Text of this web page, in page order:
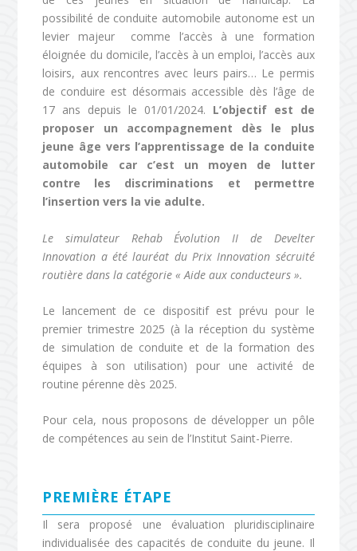
possibilité de conduite automobile autonome est un
levier majeur comme l’accès à une formation
éloignée du domicile, l’accès à un emploi, l’accès aux
loisirs, aux rencontres avec leurs pairs… Le permis
de conduire est désormais accessible dès l’âge de
17 ans depuis le 01/01/2024. L’objectif est de
proposer un accompagnement dès le plus
jeune âge vers l’apprentissage de la conduite
automobile car c’est un moyen de lutter
contre les discriminations et permettre
l’insertion vers la vie adulte.
Le simulateur Rehab Évolution II de Develter
Innovation a été lauréat du Prix Innovation sécruité
routière dans la catégorie « Aide aux conducteurs ».
Le lancement de ce dispositif est prévu pour le
premier trimestre 2025 (à la réception du système
de simulation de conduite et de la formation des
équipes à son utilisation) pour une activité de
routine pérenne dès 2025.
Pour cela, nous proposons de développer un pôle
de compétences au sein de l’Institut Saint-Pierre.
PREMIÈRE ÉTAPE
Il sera proposé une évaluation pluridisciplinaire
individualisée des capacités de conduite du jeune. Il